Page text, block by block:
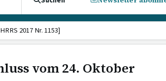
2017 Nr. 1153]
vom 24. Oktober